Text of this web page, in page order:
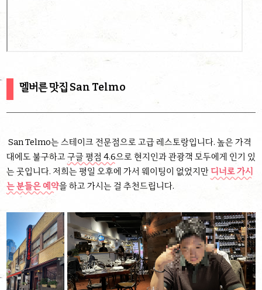
멜버른 맛집 San Telmo
San Telmo는 스테이크 전문점으로 고급 레스토랑입니다. 높은 가격
대에도 불구하고 구글 평점 4.6으로 현지인과 관광객 모두에게 인기 있
는 곳입니다. 저희는 평일 오후에 가서 웨이팅이 없었지만 디너로 가시
는 분들은 예약을 하고 가시는 걸 추천드립니다.